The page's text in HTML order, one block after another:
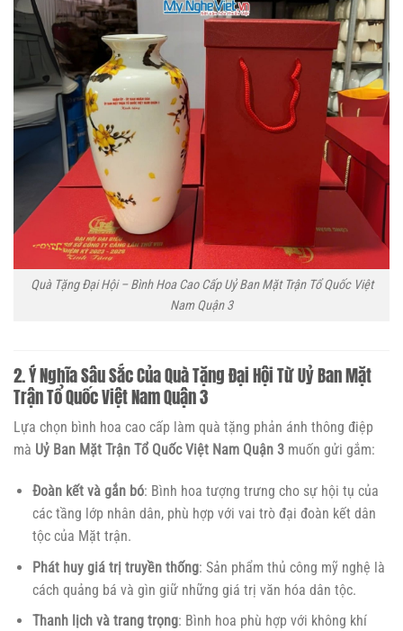
Quà Tặng Đại Hội – Bình Hoa Cao Cấp Uỷ Ban Mặt Trận Tổ Quốc Việt
Nam Quận 3
2. Ý Nghĩa Sâu Sắc Của Quà Tặng Đại Hội Từ Uỷ Ban Mặt
Trận Tổ Quốc Việt Nam Quận 3
Lựa chọn bình hoa cao cấp làm quà tặng phản ánh thông điệp
mà Uỷ Ban Mặt Trận Tổ Quốc Việt Nam Quận 3 muốn gửi gắm:
Đoàn kết và gắn bó: Bình hoa tượng trưng cho sự hội tụ của
các tầng lớp nhân dân, phù hợp với vai trò đại đoàn kết dân
tộc của Mặt trận.
Phát huy giá trị truyền thống: Sản phẩm thủ công mỹ nghệ là
cách quảng bá và gìn giữ những giá trị văn hóa dân tộc.
Thanh lịch và trang trọng: Bình hoa phù hợp với không khí